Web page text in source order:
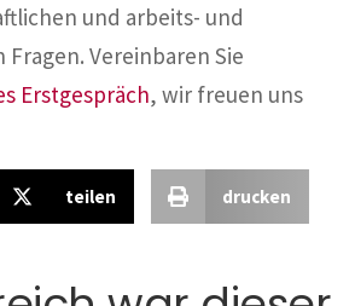
und arbeits- und
Vereinbaren Sie
Erstgespräch, wir freuen uns
teilen drucken